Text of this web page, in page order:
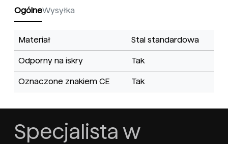
OgólneWysyłka
Materiał Stal standardowa
Odporny na iskry Tak
Oznaczone znakiem CE Tak
Specjalista w